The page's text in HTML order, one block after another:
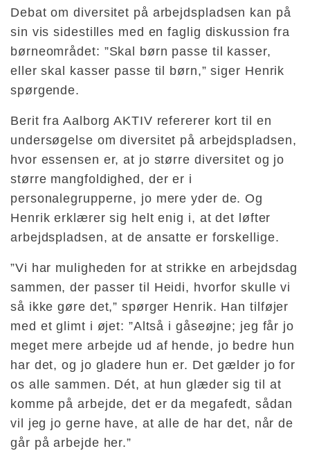
Debat om diversitet på arbejdspladsen kan på
sin vis sidestilles med en faglig diskussion fra
børneområdet: ”Skal børn passe til kasser,
eller skal kasser passe til børn,” siger Henrik
spørgende.
Berit fra Aalborg AKTIV refererer kort til en
undersøgelse om diversitet på arbejdspladsen,
hvor essensen er, at jo større diversitet og jo
større mangfoldighed, der er i
personalegrupperne, jo mere yder de. Og
Henrik erklærer sig helt enig i, at det løfter
arbejdspladsen, at de ansatte er forskellige.
”Vi har muligheden for at strikke en arbejdsdag
sammen, der passer til Heidi, hvorfor skulle vi
så ikke gøre det,” spørger Henrik. Han tilføjer
med et glimt i øjet: ”Altså i gåseøjne; jeg får jo
meget mere arbejde ud af hende, jo bedre hun
har det, og jo gladere hun er. Det gælder jo for
os alle sammen. Dét, at hun glæder sig til at
komme på arbejde, det er da megafedt, sådan
vil jeg jo gerne have, at alle de har det, når de
går på arbejde her.”